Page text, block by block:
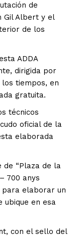
de
Gil Albert y el
de los
ADDA
dirigida por
tiempos, en
gratuita.
técnicos
oficial de la
elaborada
“Plaza de la
700 anys
para elaborar un
ubique en esa
con el sello del